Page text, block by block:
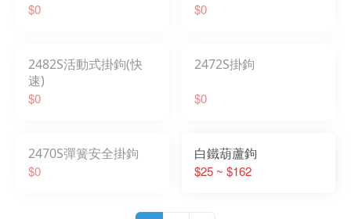
$0 $0
2482S活動式掛鉤(快
速)
$0
2472S掛鉤
$0
2470S彈簧安全掛鉤
$0
白鐵葫蘆鉤
$25 ~ $162